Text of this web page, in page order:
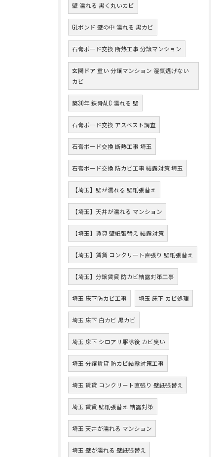
壁 濡れる 黒く丸いカビ
GLボンド 壁の中 濡れる 黒カビ
石膏ボード交換 断熱工事 分譲マンション
玄関ドア 重い 分譲マンション 湿気逃げない
カビ
築30年 鉄骨ALC 濡れる 壁
石膏ボード交換 アスベスト調査
石膏ボード交換 断熱工事 埼玉
石膏ボード交換 防カビ工事 結露対策 埼玉
【埼玉】壁が濡れる 壁紙張替え
【埼玉】天井が濡れる マンション
【埼玉】賃貸 壁紙張替え 結露対策
【埼玉】賃貸 コンクリート直張り 壁紙張替え
【埼玉】分譲賃貸 防カビ結露対策工事
埼玉 床下防カビ工事 埼玉 床下 カビ処理
埼玉 床下 白カビ 黒カビ
埼玉 床下 シロアリ駆除後 カビ臭い
埼玉 分譲賃貸 防カビ結露対策工事
埼玉 賃貸 コンクリート直張り 壁紙張替え
埼玉 賃貸 壁紙張替え 結露対策
埼玉 天井が濡れる マンション
埼玉 壁が濡れる 壁紙張替え